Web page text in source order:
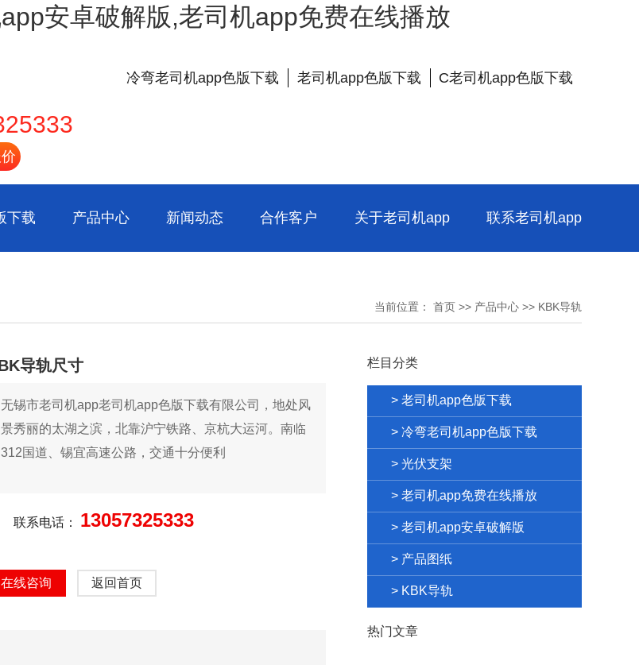
安卓破解版,老司机app免费在线播放
冷弯老司机app色版下载 老司机app色版下载 C老司机app色版下载
下载 产品中心 新闻动态 合作客户 关于老司机app 联系老司机app
当前位置： 首页 >> 产品中心 >> KBK导轨
导轨尺寸
无锡市老司机app老司机app色版下载有限公司，地处风
景秀丽的太湖之滨，北靠沪宁铁路、京杭大运河。南临
312国道、锡宜高速公路，交通十分便利
联系电话： 13057325333
在线咨询 返回首页
栏目分类
> 老司机app色版下载
> 冷弯老司机app色版下载
> 光伏支架
> 老司机app免费在线播放
> 老司机app安卓破解版
> 产品图纸
> KBK导轨
热门文章